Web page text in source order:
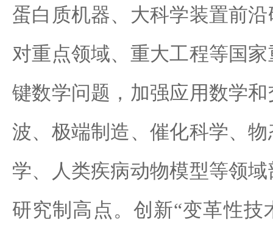
蛋白质机器、大科学装置前
对重点领域、重大工程等国
键数学问题，加强应用数学
波、极端制造、催化科学、
学、人类疾病动物模型等领
研究制高点。创新“变革性技